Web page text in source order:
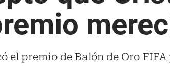
el premio de Balón de Oro